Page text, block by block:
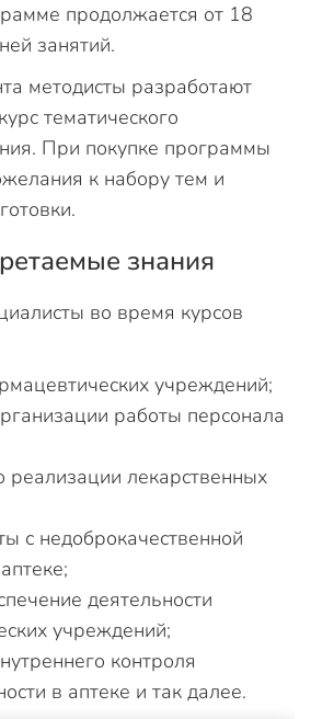
продолжается от 18
занятий.
методисты разработают
тематического
При покупке программы
к набору тем и
знания
во время курсов
учреждений;
работы персонала
реализации лекарственных
с недоброкачественной
деятельности
учреждений;
контроля
в аптеке и так далее.